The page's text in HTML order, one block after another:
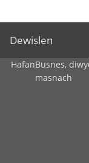
Dewislen
HafanBusnes,
masnach